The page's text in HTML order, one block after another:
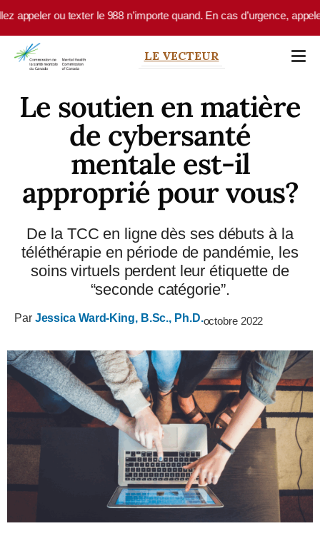
Skip to main content
ou texter le 988 n’importe quand. En cas d’urgence, appelez le
LE VECTEUR
Le soutien en matière
de cybersanté
mentale est-il
approprié pour vous?
De la TCC en ligne dès ses débuts à la
téléthérapie en période de pandémie, les
soins virtuels perdent leur étiquette de
“seconde catégorie”.
Par Jessica Ward-King, B.Sc., Ph.D.octobre 2022